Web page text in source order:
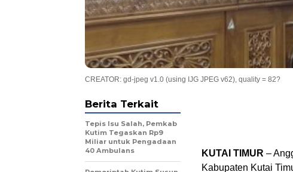
CREATOR: gd-jpeg v1.0 (using IJG JPEG v62), quality = 82?
KUTAI TIMUR –
Kabupaten Kutai
Berita Terkait
Tepis Isu Salah, Pemkab
Kutim Tegaskan Rp9
Miliar untuk Pengadaan
40 Ambulans